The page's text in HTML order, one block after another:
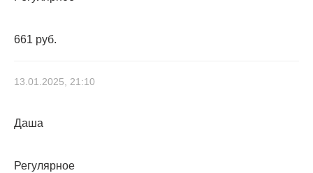
661 руб.
13.01.2025, 21:10
Даша
Регулярное